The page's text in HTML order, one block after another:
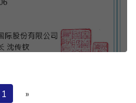
1(current)
»